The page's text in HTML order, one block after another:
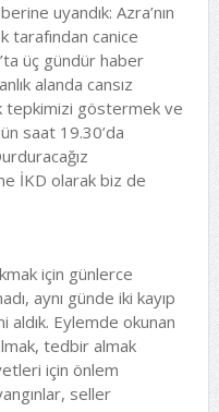
uyandık: Azra’nın
tarafından canice
üç gündür haber
alanda cansız
tepkimizi göstermek ve
saat 19.30’da
İKD olarak biz de
için günlerce
aynı günde iki kayıp
aldık. Eylemde okunan
tedbir almak
için önlem
seller